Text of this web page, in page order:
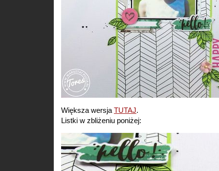
Większa wersja TUTAJ.
Listki w zbliżeniu poniżej: